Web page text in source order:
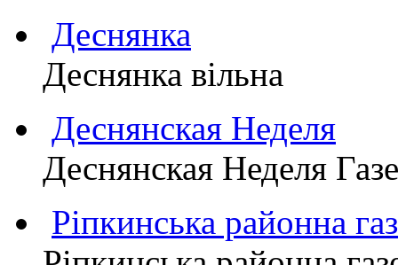
Деснянка
Деснянка вільна
Деснянская Неделя
Деснянская Неделя
Ріпкинська районна